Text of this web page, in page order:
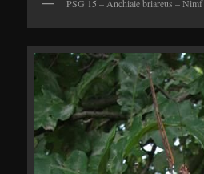
PSG 15 – Anchiale briareus – Nimf